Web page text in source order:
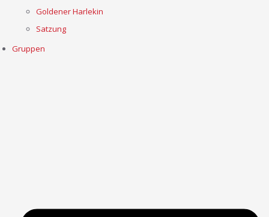
Goldener Harlekin
Satzung
Gruppen